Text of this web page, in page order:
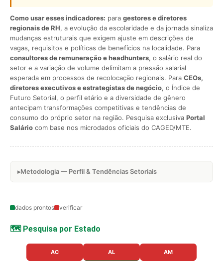
Como usar esses indicadores: para gestores e diretores
regionais de RH, a evolução da escolaridade e da jornada sinaliza
mudanças estruturais que exigem ajuste em descrições de
vagas, requisitos e políticas de benefícios na localidade. Para
consultores de remuneração e headhunters, o salário real do
setor e a variação de volume delimitam a pressão salarial
esperada em processos de recolocação regionais. Para CEOs,
diretores executivos e estrategistas de negócio, o Índice de
Futuro Setorial, o perfil etário e a diversidade de gênero
antecipam transformações competitivas e tendências de
consumo do próprio setor na região. Pesquisa exclusiva Portal
Salário com base nos microdados oficiais do CAGED/MTE.
Metodologia — Perfil & Tendências Setoriais
dados prontos verificar
🗺️ Pesquisa por Estado
AC AL AM